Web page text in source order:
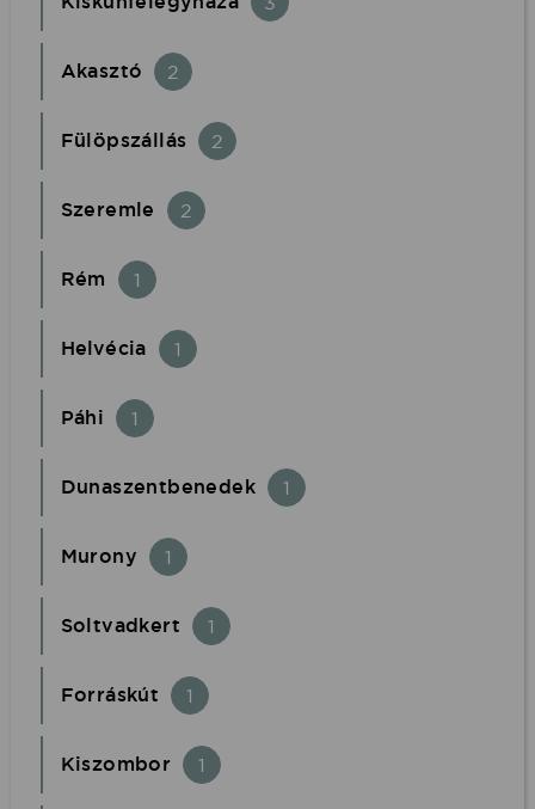
Akasztó 2
Fülöpszállás 2
Szeremle 2
Rém 1
Helvécia 1
Páhi 1
Dunaszentbenedek 1
Murony 1
Soltvadkert 1
Forráskút 1
Kiszombor 1